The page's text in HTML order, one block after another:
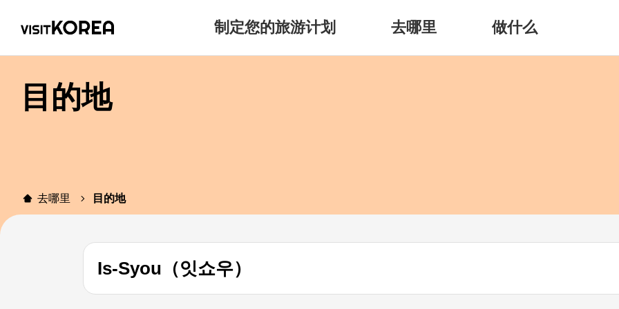
制定您的旅游计划 去哪里 做什么
目的地
去哪里 目的地
Is-Syou（잇쇼우）